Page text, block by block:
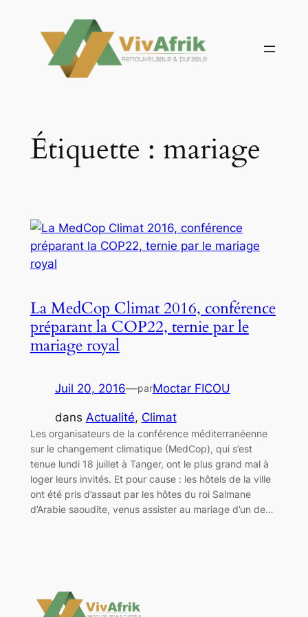
contenu
Étiquette : mariage
La MedCop Climat 2016, conférence
préparant la COP22, ternie par le
mariage royal
Juil 20, 2016—parMoctar FICOU
dans Actualité, Climat
Les organisateurs de la conférence méditerranéenne
sur le changement climatique (MedCop), qui s’est
tenue lundi 18 juillet à Tanger, ont le plus grand mal à
loger leurs invités. Et pour cause : les hôtels de la ville
ont été pris d’assaut par les hôtes du roi Salmane
d’Arabie saoudite, venus assister au mariage d’un de…